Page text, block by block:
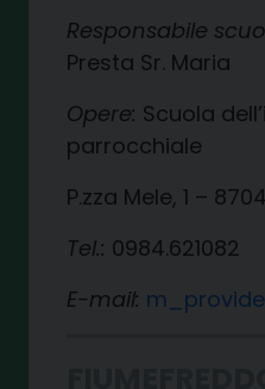
Responsabile
Presta Sr. Maria
Opere: Scuola
parrocchiale
P.zza Mele, 1 –
Tel.: 0984.621082
E-mail: